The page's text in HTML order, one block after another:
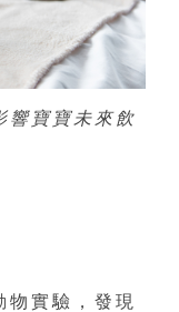
響寶寶未來飲
物實驗，發現